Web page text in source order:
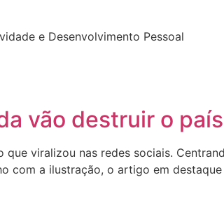
e Desenvolvimento Pessoal
vão destruir o país
viralizou nas redes sociais.
com a ilustração, o artigo em